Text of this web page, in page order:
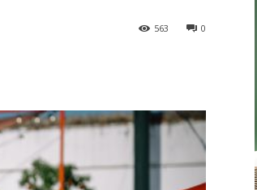
0
563